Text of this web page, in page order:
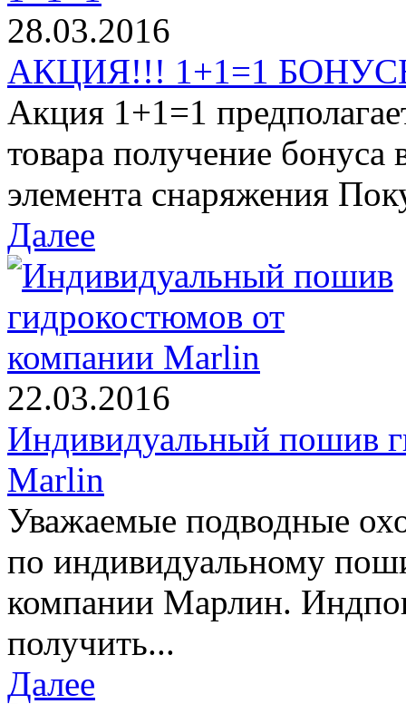
28.03.2016
АКЦИЯ!!! 1+1=1
Акция 1+1=1
товара получение бонуса
элемента снаряжения
Далее
22.03.2016
Индивидуальный пошив
Marlin
Уважаемые подводные
по индивидуальному
компании Марлин.
получить...
Далее